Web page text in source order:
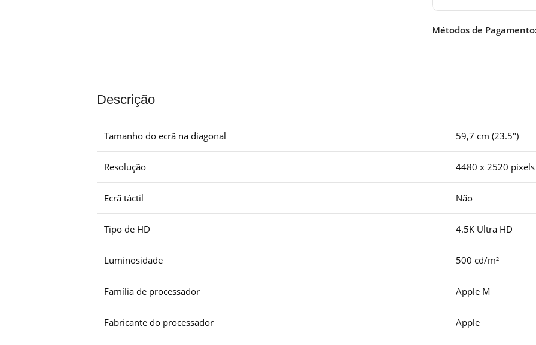
Métodos de
Descrição
Tamanho do ecrã na diagonal 59,7 cm (23.5″)
Resolução 4480 x 2520 pixels
Ecrã táctil Não
Tipo de HD 4.5K Ultra HD
Luminosidade 500 cd/m²
Família de processador Apple M
Fabricante do processador Apple